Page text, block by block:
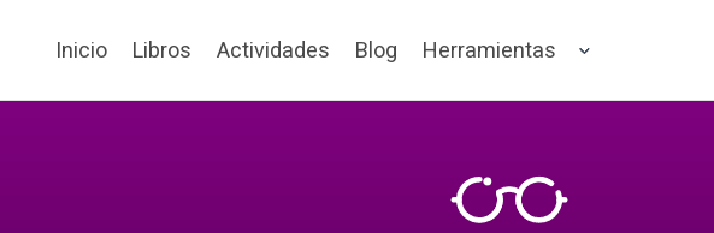
Inicio Libros Actividades Blog Herramientas